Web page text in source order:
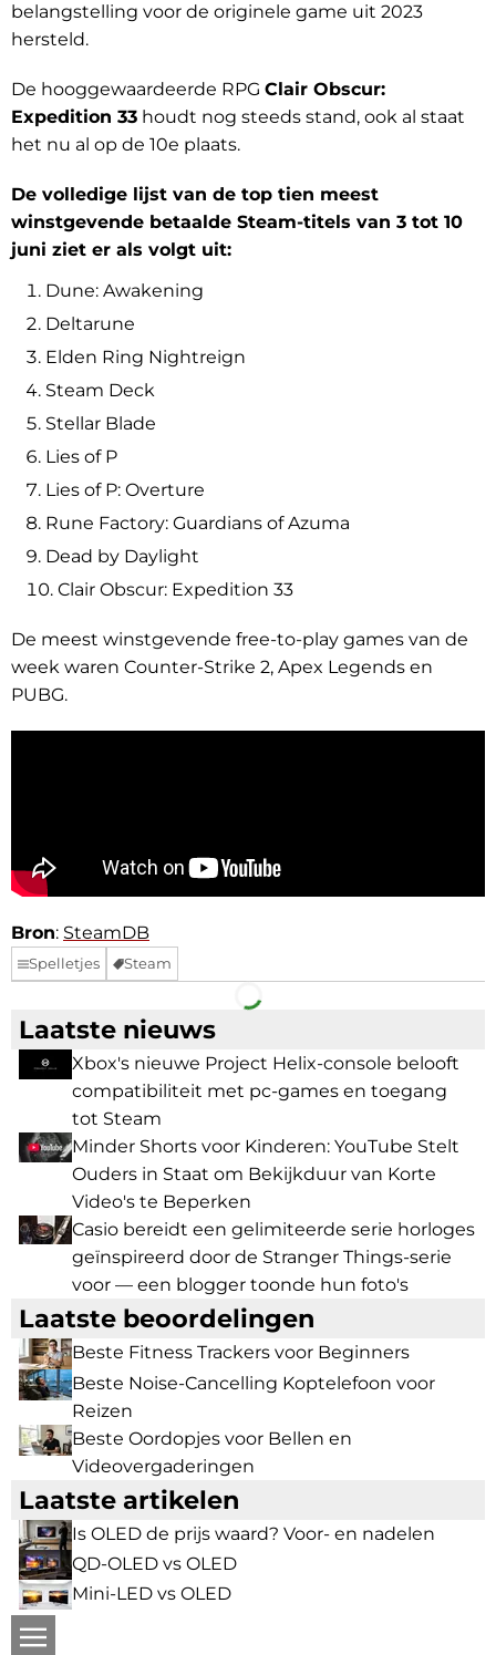
belangstelling voor de originele game uit 2023
hersteld.
De hooggewaardeerde RPG Clair Obscur:
Expedition 33 houdt nog steeds stand, ook al staat
het nu al op de 10e plaats.
De volledige lijst van de top tien meest
winstgevende betaalde Steam-titels van 3 tot 10
juni ziet er als volgt uit:
Dune: Awakening
Deltarune
Elden Ring Nightreign
Steam Deck
Stellar Blade
Lies of P
Lies of P: Overture
Rune Factory: Guardians of Azuma
Dead by Daylight
Clair Obscur: Expedition 33
De meest winstgevende free-to-play games van de
week waren Counter-Strike 2, Apex Legends en
PUBG.
Bron: SteamDB
Spelletjes Steam
Facebook Telegram
Laatste nieuws
Xbox's nieuwe Project Helix-console belooft
compatibiliteit met pc-games en toegang
tot Steam
Minder Shorts voor Kinderen: YouTube Stelt
Ouders in Staat om Bekijkduur van Korte
Video's te Beperken
Casio bereidt een gelimiteerde serie horloges
geïnspireerd door de Stranger Things-serie
voor — een blogger toonde hun foto's
Laatste beoordelingen
Beste Fitness Trackers voor Beginners
Beste Noise-Cancelling Koptelefoon voor
Reizen
Beste Oordopjes voor Bellen en
Videovergaderingen
Laatste artikelen
Is OLED de prijs waard? Voor- en nadelen
QD-OLED vs OLED
Mini-LED vs OLED